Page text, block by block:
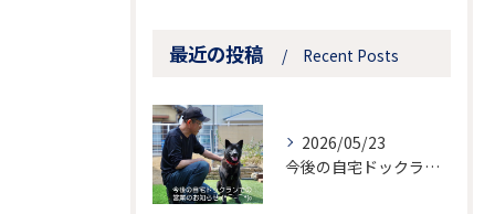
最近の投稿 Recent Posts
2026/05/23
今後の自宅ドックランでの営業のお知らせ